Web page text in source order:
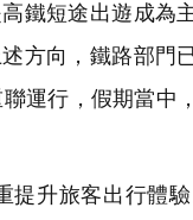
鐵短途出遊成為
方向，鐵路部門
運行，假期當中
升旅客出行體